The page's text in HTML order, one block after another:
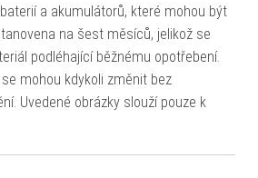
a akumulátorů, které mohou být
na šest měsíců, jelikož se
podléhající běžnému opotřebení.
mohou kdykoli změnit bez
Uvedené obrázky slouží pouze k